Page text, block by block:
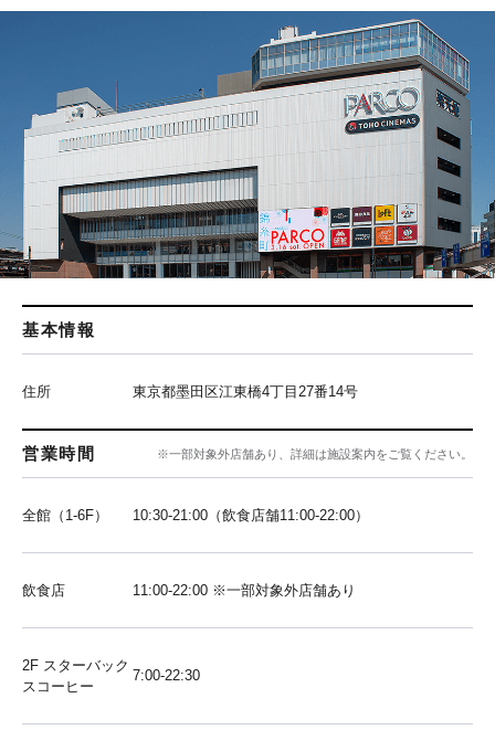
基本情報
住所 東京都墨田区江東橋4丁目27番14号
営業時間 ※一部対象外店舗あり、詳細は施設案内をご覧ください。
全館（1-6F） 10:30-21:00（飲食店舗11:00-22:00）
飲食店 11:00-22:00 ※一部対象外店舗あり
2F スターバック
スコーヒー
7:00-22:30